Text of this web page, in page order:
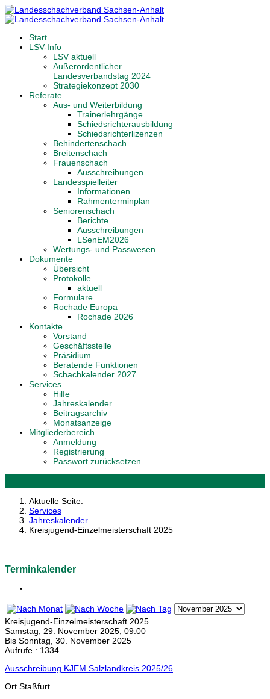
Start
LSV-Info
LSV aktuell
Außerordentlicher
Landesverbandstag 2024
Strategiekonzept 2030
Referate
Aus- und Weiterbildung
Trainerlehrgänge
Schiedsrichterausbildung
Schiedsrichterlizenzen
Behindertenschach
Breitenschach
Frauenschach
Ausschreibungen
Landesspielleiter
Informationen
Rahmenterminplan
Seniorenschach
Berichte
Ausschreibungen
LSenEM2026
Wertungs- und Passwesen
Dokumente
Übersicht
Protokolle
aktuell
Formulare
Rochade Europa
Rochade 2026
Kontakte
Vorstand
Geschäftsstelle
Präsidium
Beratende Funktionen
Schachkalender 2027
Services
Hilfe
Jahreskalender
Beitragsarchiv
Monatsanzeige
Mitgliederbereich
Anmeldung
Registrierung
Passwort zurücksetzen
Aktuelle Seite:
Services
Jahreskalender
Kreisjugend-Einzelmeisterschaft 2025
Terminkalender
Kreisjugend-Einzelmeisterschaft 2025
Samstag, 29. November 2025, 09:00
Bis Sonntag, 30. November 2025
Aufrufe : 1334
Ausschreibung KJEM Salzlandkreis 2025/26
Ort Staßfurt